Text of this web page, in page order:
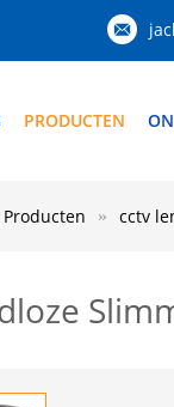
PRODUCTEN
Producten cctv